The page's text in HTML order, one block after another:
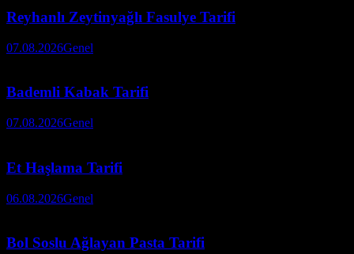
Reyhanlı Zeytinyağlı Fasulye Tarifi
07.08.2026Genel
Bademli Kabak Tarifi
07.08.2026Genel
Et Haşlama Tarifi
06.08.2026Genel
Bol Soslu Ağlayan Pasta Tarifi